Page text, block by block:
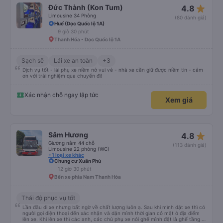
Đức Thành (Kon Tum)
Limousine 34 Phòng
4.8 star_rate
(80 đánh giá)
Huế (Dọc Quốc lộ 1A)
9 giờ 30 phút
Thanh Hóa - Dọc Quốc lộ 1A
Sạch sẽ Lái xe an toàn +3
Dịch vụ tốt - lái phụ xe niềm nở vui vẻ - nhà xe cần giữ được niềm tin - cảm
ơn với trải nghiệm qua chuyến đi!
Xác nhận chỗ ngay lập tức
Xem giá
Sâm Hương
Giường nằm 44 chỗ
Limousine 22 phòng (WC)
+1 loại xe khác
4.8 star_rate
(113 đánh giá)
Chung cư Xuân Phú
12 giờ 30 phút
Bến xe phía Nam Thanh Hóa
Thái độ phục vụ tốt
Lần đầu đi xe nhưng bất ngờ về chất lượng luôn ạ. Sau khi mình đặt xe thì có
người gọi điện thoại đến xác nhận và dặn mình thời gian có mặt ở địa điểm
lên xe. Khi lên xe thì các anh, các chú phụ xe nói ghế mình đặt là ghế tầng 2